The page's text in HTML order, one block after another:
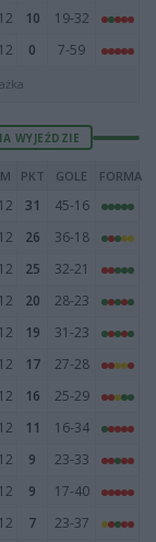
12 10
19-32
12 0 7-59
WYJEŹDZIE
M PKT GOLE FORMA
12 31
45-16
12 26
36-18
12 25
32-21
12 20
28-23
12 19
31-23
12 17
27-28
12 16
25-29
12 11
16-34
12 9
23-33
12 9
17-40
12 7
23-37